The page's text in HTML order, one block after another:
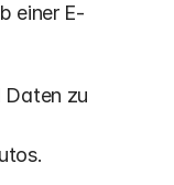
einer E-
zu